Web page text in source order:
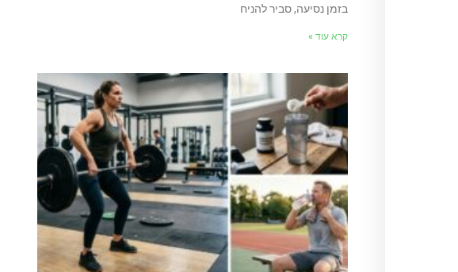
בזמן נסיעה, סביר להניח
קרא עוד »